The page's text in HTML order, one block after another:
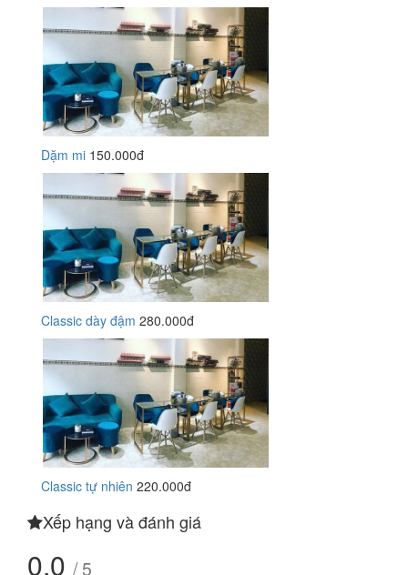
Dặm mi 150.000đ
Classic dày đậm 280.000đ
Classic tự nhiên 220.000đ
Xếp hạng và đánh giá
0.0 / 5